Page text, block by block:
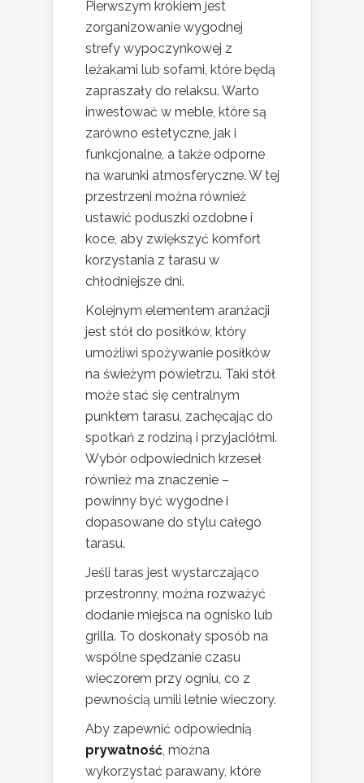
Pierwszym krokiem jest
zorganizowanie wygodnej
strefy wypoczynkowej z
leżakami lub sofami, które będą
zapraszały do relaksu. Warto
inwestować w meble, które są
zarówno estetyczne, jak i
funkcjonalne, a także odporne
na warunki atmosferyczne. W tej
przestrzeni można również
ustawić poduszki ozdobne i
koce, aby zwiększyć komfort
korzystania z tarasu w
chłodniejsze dni.
Kolejnym elementem aranżacji
jest stół do posiłków, który
umożliwi spożywanie posiłków
na świeżym powietrzu. Taki stół
może stać się centralnym
punktem tarasu, zachęcając do
spotkań z rodziną i przyjaciółmi.
Wybór odpowiednich krzeseł
również ma znaczenie –
powinny być wygodne i
dopasowane do stylu całego
tarasu.
Jeśli taras jest wystarczająco
przestronny, można rozważyć
dodanie miejsca na ognisko lub
grilla. To doskonały sposób na
wspólne spędzanie czasu
wieczorem przy ogniu, co z
pewnością umili letnie wieczory.
Aby zapewnić odpowiednią
prywatność, można
wykorzystać parawany, które